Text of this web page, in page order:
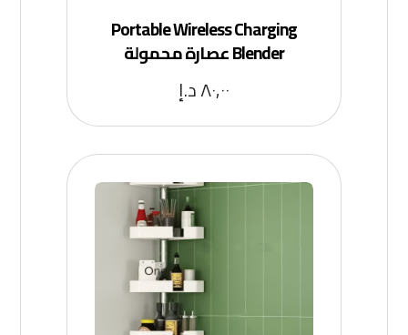
Portable Wireless Charging
Blender عصارة محمولة
٨٠,٠٠د.إ